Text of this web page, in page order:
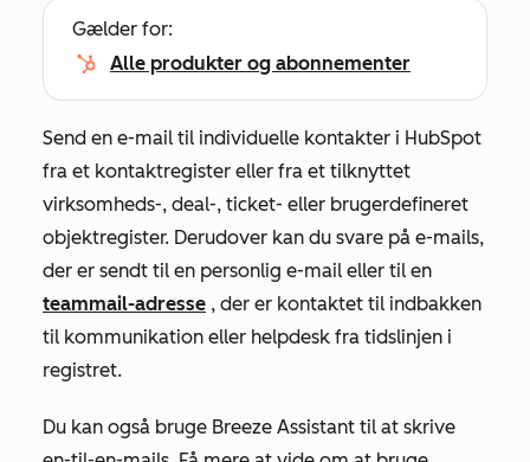
Gælder for:
Alle produkter og abonnementer
Send en e-mail til individuelle kontakter i HubSpot
fra et kontaktregister eller fra et tilknyttet
virksomheds-, deal-, ticket- eller brugerdefineret
objektregister. Derudover kan du svare på e-mails,
der er sendt til en personlig e-mail eller til en
teammail-adresse , der er kontaktet til indbakken
til kommunikation eller helpdesk fra tidslinjen i
registret.
Du kan også bruge Breeze Assistant til at skrive